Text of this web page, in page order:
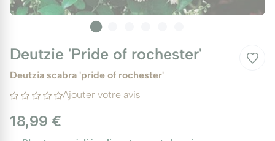
Deutzie 'Pride of rochester'
Deutzia scabra 'pride of rochester'
Ajouter votre avis
18,99 €